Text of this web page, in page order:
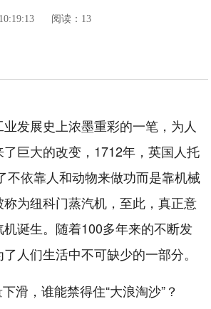
阅读：13
发展史上浓墨重彩的一笔，为人
巨大的改变，1712年，英国人托
不依靠人和动物来做功而是靠机械
为纽科门蒸汽机，至此，真正意
机诞生。随着100多年来的不断发
人们生活中不可缺少的一部分。